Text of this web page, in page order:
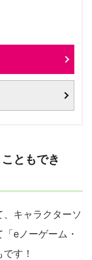
ともでき
キャラクターソ
eノーゲーム・
す！